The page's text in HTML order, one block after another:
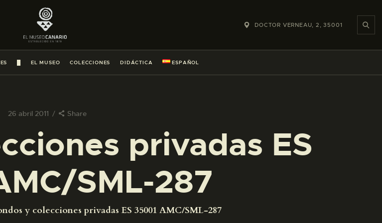
DOCTOR VERNEAU, 2, 35001
EL MUSEO COLECCIONES DIDÁCTICA ESPAÑOL
26 abril 2011 Share
privadas ES
SML-287
y colecciones privadas ES 35001 AMC/SML-287
VISITA